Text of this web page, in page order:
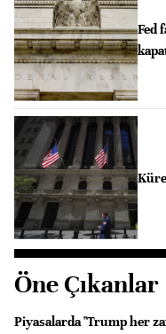
Fed
Öne Çıkanlar
Piyasalarda "Trump her